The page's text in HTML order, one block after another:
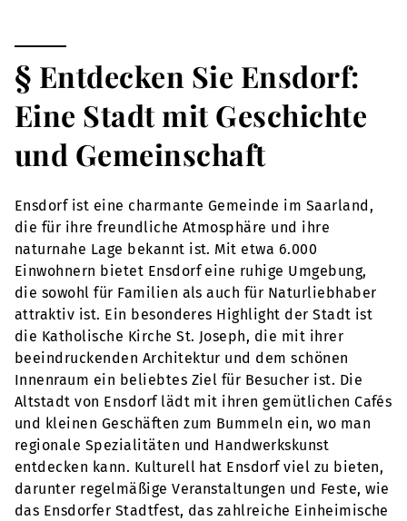
§ Entdecken Sie Ensdorf:
Eine Stadt mit Geschichte
und Gemeinschaft
Ensdorf ist eine charmante Gemeinde im Saarland,
die für ihre freundliche Atmosphäre und ihre
naturnahe Lage bekannt ist. Mit etwa 6.000
Einwohnern bietet Ensdorf eine ruhige Umgebung,
die sowohl für Familien als auch für Naturliebhaber
attraktiv ist. Ein besonderes Highlight der Stadt ist
die Katholische Kirche St. Joseph, die mit ihrer
beeindruckenden Architektur und dem schönen
Innenraum ein beliebtes Ziel für Besucher ist. Die
Altstadt von Ensdorf lädt mit ihren gemütlichen Cafés
und kleinen Geschäften zum Bummeln ein, wo man
regionale Spezialitäten und Handwerkskunst
entdecken kann. Kulturell hat Ensdorf viel zu bieten,
darunter regelmäßige Veranstaltungen und Feste, wie
das Ensdorfer Stadtfest, das zahlreiche Einheimische